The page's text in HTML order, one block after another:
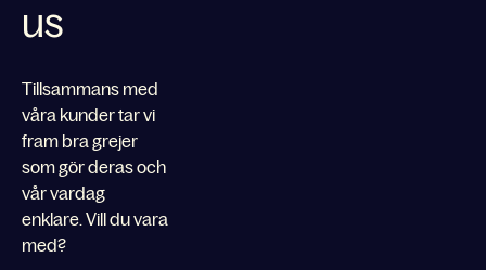
us
Tillsammans med
våra kunder tar vi
fram bra grejer
som gör deras och
vår vardag
enklare. Vill du vara
med?